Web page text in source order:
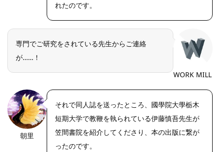
れたのです。
専門でご研究をされている先生からご連絡
が……！
WORK MILL
朝里
それで同人誌を送ったところ、國學院大學栃木
短期大学で教鞭を執られている伊藤慎吾先生が
笠間書院を紹介してくださり、本の出版に繋が
ったのです。